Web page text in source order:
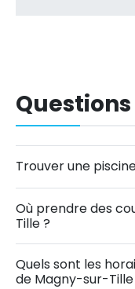
Trouver une
Où prendre des
Tille ?
Quels sont les
de Magny-sur-Tille